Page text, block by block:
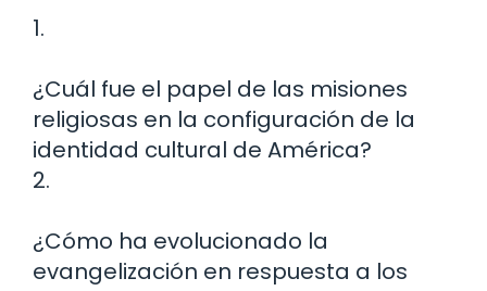
1.
¿Cuál fue el papel de las misiones
religiosas en la configuración de la
identidad cultural de América?
2.
¿Cómo ha evolucionado la
evangelización en respuesta a los